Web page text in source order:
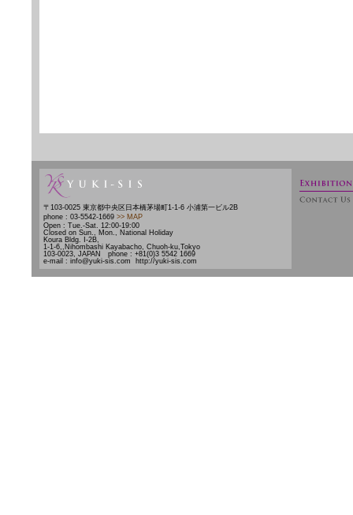
〒103-0025 東京都中央区日本橋茅場町1-1-6 小浦第一ビル2B
phone : 03-5542-1669 >> MAP
Open : Tue.-Sat. 12:00-19:00
Closed on Sun., Mon., National Holiday
Koura Bldg. Ⅰ-2B,
1-1-6,,Nihombashi Kayabacho, Chuoh-ku,Tokyo
103-0023, JAPAN phone : +81(0)3 5542 1669
e-mail : info@yuki-sis.com http://yuki-sis.com